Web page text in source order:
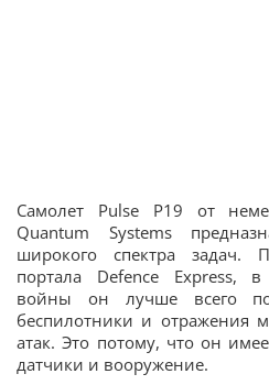
Самолет Pulse P19 от
Quantum Systems
широкого спектра задач.
портала Defence Express,
войны он лучше всего
беспилотники и отражения
атак. Это потому, что он
датчики и вооружение.